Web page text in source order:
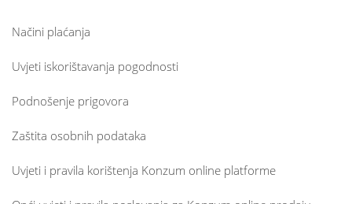
Načini plaćanja
Uvjeti iskorištavanja pogodnosti
Podnošenje prigovora
Zaštita osobnih podataka
Uvjeti i pravila korištenja Konzum online platforme